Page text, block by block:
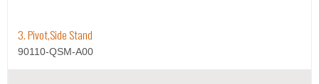
3. Pivot,Side Stand
90110-QSM-A00